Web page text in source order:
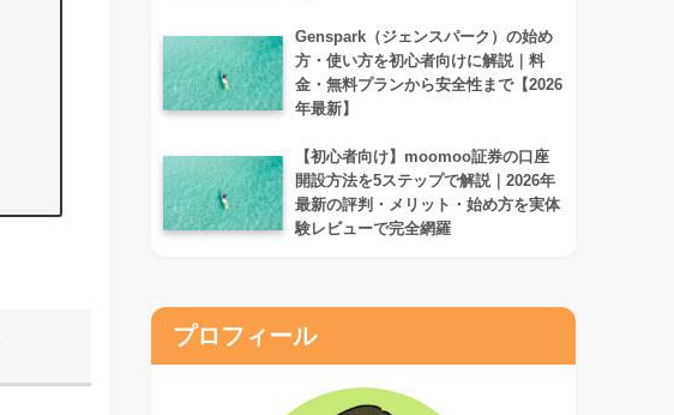
Genspark（ジェンスパーク）の始め
方・使い方を初心者向けに解説｜料
金・無料プランから安全性まで【2026
年最新】
【初心者向け】moomoo証券の口座
開設方法を5ステップで解説｜2026年
最新の評判・メリット・始め方を実体
験レビューで完全網羅
プロフィール